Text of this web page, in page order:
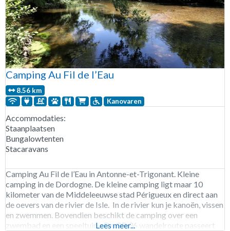
Camping Au Fil de l’Eau
8.56 km
Kanovaren
Accommodaties:
Staanplaatsen
Bungalowtenten
Stacaravans
Camping Au Fil de l’Eau in Antonne-et-Trigonant. Kleine
camping in de Dordogne. De kleine camping ligt maar 10
kilometer van de Middeleeuwse stad Périgueux en direct aan
de oevers van de rivier de Isle. In de rivier kun je kanoën, vissen
en zwemmen. Bovendien beschikt de camping over een
zwembad en een speeltuin. De GR 36 wandelroute passeert
Lees meer...